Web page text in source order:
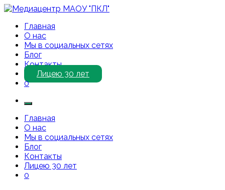
Перейти
содержимому
Медиацентр МАОУ "ПКЛ"
Приветствуем Вас на нашем сайте!
Главная
О нас
Мы в социальных сетях
Блог
Контакты
Лицею 30 лет
0
Главная
О нас
Мы в социальных сетях
Блог
Контакты
Лицею 30 лет
0